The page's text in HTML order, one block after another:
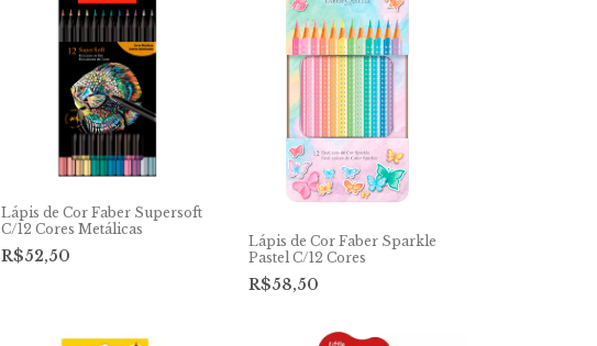
Lápis de Cor Faber Supersoft
C/12 Cores Metálicas
R$52,50
Lápis de Cor Faber Sparkle
Pastel C/12 Cores
R$58,50